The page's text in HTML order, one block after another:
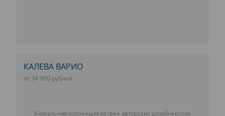
КАЛЕВА ВАРИО
от 34 900 рублей
Уникальная коллекция из трех авторских дизайнерских